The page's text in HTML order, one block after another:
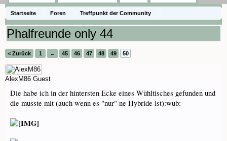
Startseite Foren
Treffpunkt der Community
Orchideenfotos (Phalaenopsis)
Phalfreunde only 44
< Zurück 1 ← 45 46 47 48 49 50
AlexM86 Guest
Die habe ich in der hintersten Ecke eines Wühltisches gefunden und
die musste mit (auch wenn es "nur" ne Hybride ist):wub: